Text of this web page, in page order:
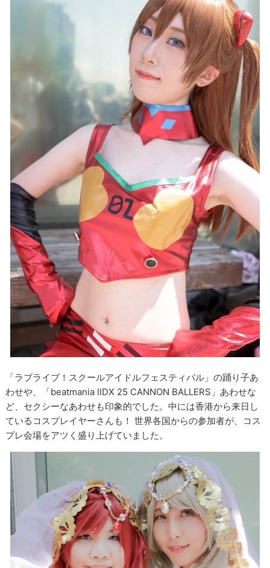
「ラブライブ！スクールアイドルフェスティバル」の踊り子あ
わせや、「beatmania IIDX 25 CANNON BALLERS」あわせな
ど、セクシーなあわせも印象的でした。中には香港から来日し
ているコスプレイヤーさんも！ 世界各国からの参加者が、コス
プレ会場をアツく盛り上げていました。